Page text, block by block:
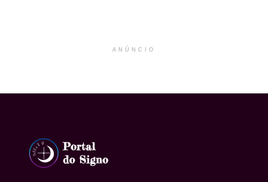
ANÚNCIO